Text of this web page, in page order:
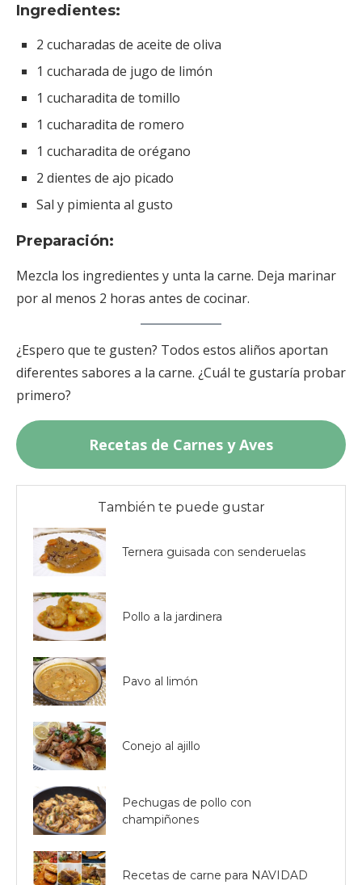
Ingredientes:
2 cucharadas de aceite de oliva
1 cucharada de jugo de limón
1 cucharadita de tomillo
1 cucharadita de romero
1 cucharadita de orégano
2 dientes de ajo picado
Sal y pimienta al gusto
Preparación:
Mezcla los ingredientes y unta la carne. Deja marinar
por al menos 2 horas antes de cocinar.
¿Espero que te gusten? Todos estos aliños aportan
diferentes sabores a la carne. ¿Cuál te gustaría probar
primero?
Recetas de Carnes y Aves
También te puede gustar
Ternera guisada con senderuelas
Pollo a la jardinera
Pavo al limón
Conejo al ajillo
Pechugas de pollo con
champiñones
Recetas de carne para NAVIDAD